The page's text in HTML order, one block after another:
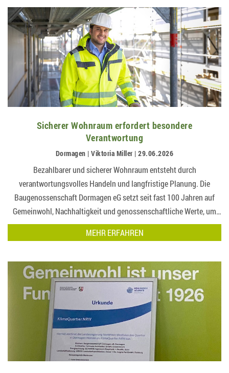
Sicherer Wohnraum erfordert besondere
Verantwortung
Dormagen | Viktoria Miller | 29.06.2026
Bezahlbarer und sicherer Wohnraum entsteht durch
verantwortungsvolles Handeln und langfristige Planung. Die
Baugenossenschaft Dormagen eG setzt seit fast 100 Jahren auf
Gemeinwohl, Nachhaltigkeit und genossenschaftliche Werte, um
ihren Mitgliedern dauerhaft ein verlässliches Zuhause zu…
MEHR ERFAHREN